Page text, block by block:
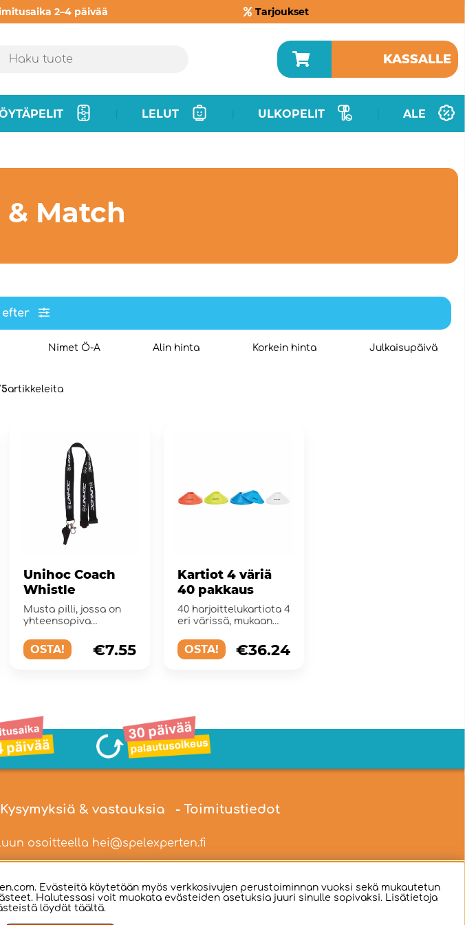
2–4 päivää Tarjoukset
KASSALLE
LELUT ULKOPELIT ALE
Match
efter
Nimet Ö-A Alin hinta Korkein hinta Julkaisupäivä
5artikkeleita
Unihoc Coach
Whistle
Musta pilli, jossa on
yhteensopiva
käytännöllinen ja
tyylik&...
OSTA! €7.55
Kartiot 4 väriä
40 pakkaus
40 harjoittelukartiota 4
eri värissä, mukaan
OSTA! €36.24
& vastauksia - Toimitustiedot
osoitteella hei@spelexperten.fi
Evästeitä käytetään myös verkkosivujen perustoiminnan vuoksi sekä mukautetun
Halutessasi voit muokata evästeiden asetuksia juuri sinulle sopivaksi. Lisätietoja
löydät täältä.